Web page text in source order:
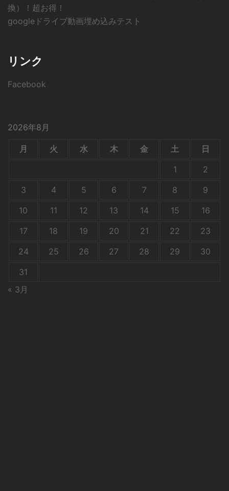
換）！超お得！
googleドライブ動画埋め込みテスト
リンク
Facebook
2026年8月
月 火 水 木 金 土
日
1
2
3
4 5 6 7 8
9
10
11 12 13 14 15
16
17
18 19 20 21 22
23
24
25 26 27 28 29
30
31
« 3月